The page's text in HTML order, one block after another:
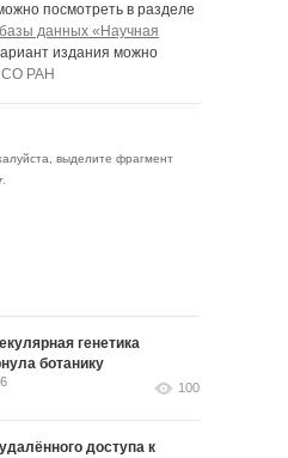
посмотреть в разделе
базы данных «Научная
издания можно
РАН
выделите фрагмент
.
генетика
ботанику
100
доступа к